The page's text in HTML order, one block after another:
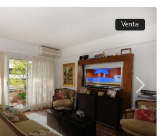
Venta